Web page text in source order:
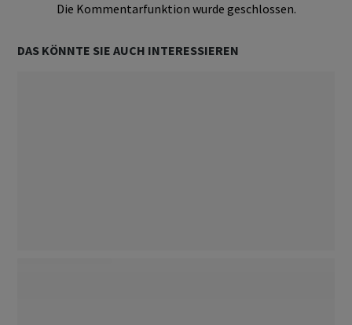
Die Kommentarfunktion wurde geschlossen.
DAS KÖNNTE SIE AUCH INTERESSIEREN